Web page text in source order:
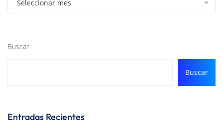
Seleccionar mes
Buscar
Buscar
Entradas Recientes